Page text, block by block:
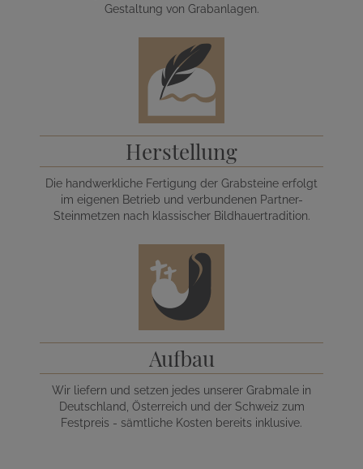
Gestaltung von Grabanlagen.
Herstellung
Die handwerkliche Fertigung der Grabsteine erfolgt
im eigenen Betrieb und verbundenen Partner-
Steinmetzen nach klassischer Bildhauertradition.
Aufbau
Wir liefern und setzen jedes unserer Grabmale in
Deutschland, Österreich und der Schweiz zum
Festpreis - sämtliche Kosten bereits inklusive.